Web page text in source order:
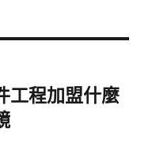
工程加盟什麼